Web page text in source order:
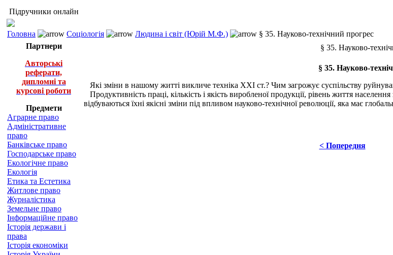
Підручники онлайн
Головна Соціологія Людина і світ (Юрій М.Ф.)
§ 35. Науково-технічний прогрес
Партнери
Авторські
реферати,
дипломні та
курсові роботи
Предмети
Аграрне право
Адміністративне
право
Банківське право
Господарське право
Екологічне право
Екологія
Етика та Естетика
Житлове право
Журналістика
Земельне право
Інформаційне право
Історія держави і
права
Історія економіки
§ 35. Науково-
§ 35. Науково-
Які зміни в нашому житті викличе техніка XXI ст.? Чим загрожує суспільству
Продуктивність праці, кількість і якість виробленої продукції, рівень життя
відбуваються їхні якісні зміни під впливом науково-технічної революції, яка має
< Попередня